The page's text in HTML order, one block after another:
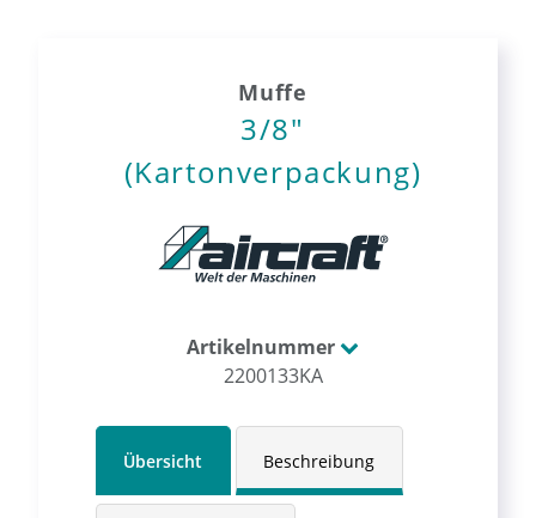
Muffe
3/8"
(Kartonverpackung)
Artikelnummer
2200133KA
Übersicht Beschreibung